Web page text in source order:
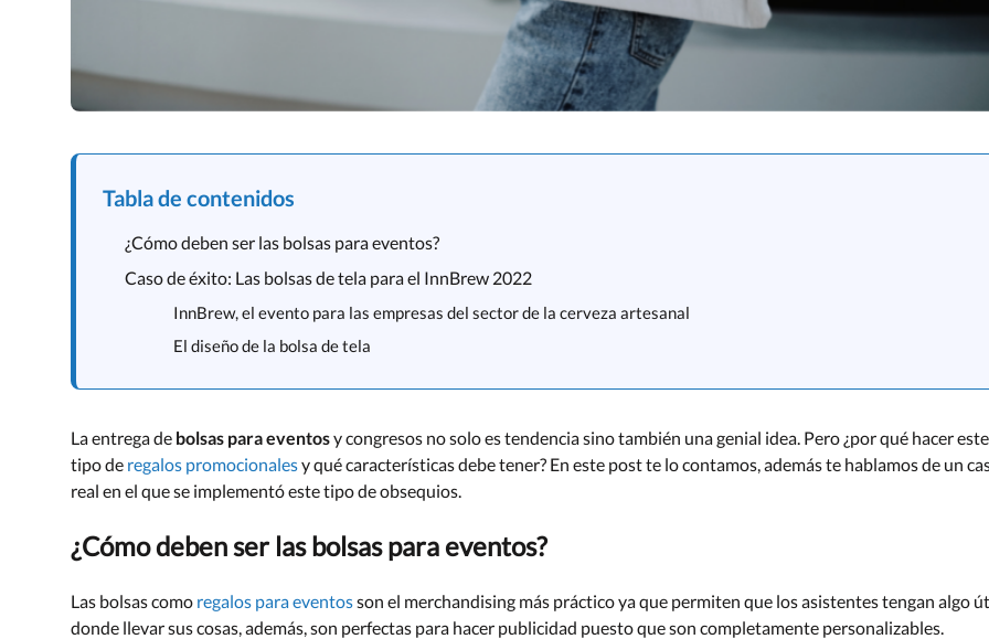
Tabla de contenidos
¿Cómo deben ser las bolsas para eventos?
Caso de éxito: Las bolsas de tela para el InnBrew 2022
InnBrew, el evento para las empresas del sector de la cerveza artesanal
El diseño de la bolsa de tela
La entrega de bolsas para eventosy congresos no solo es tendencia sino también una genial idea. Pero ¿por qué hacer este
tipo de regalos promocionalesy qué características debe tener? En este post te lo contamos, además te hablamos de un
real en el que se implementó este tipo de obsequios.
¿Cómo deben ser las bolsas para eventos?
Las bolsas como regalos para eventosson el merchandising más práctico ya que permiten que los asistentes tengan algo
donde llevar sus cosas, además, son perfectas para hacer publicidad puesto que son completamente personalizables.